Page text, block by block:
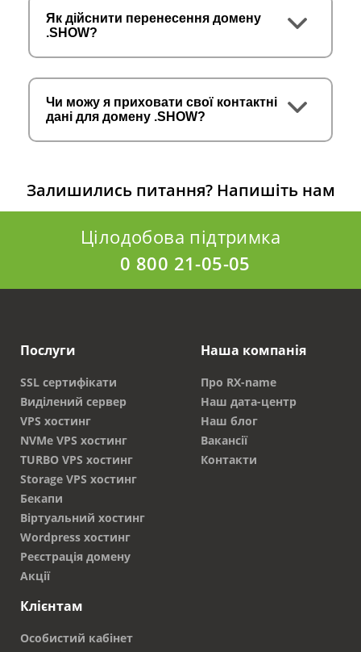
Як дійснити перенесення домену
.SHOW?
Чи можу я приховати свої контактні
дані для домену .SHOW?
Залишились питання? Напишіть нам
Цілодобова підтримка
0 800 21-05-05
Послуги
SSL сертифікати
Виділений сервер
VPS хостинг
NVMe VPS хостинг
TURBO VPS хостинг
Storage VPS хостинг
Бекапи
Віртуальний хостинг
Wordpress хостинг
Реєстрація домену
Акції
Наша компанія
Про RX-name
Наш дата-центр
Наш блог
Вакансії
Контакти
Клієнтам
Особистий кабінет